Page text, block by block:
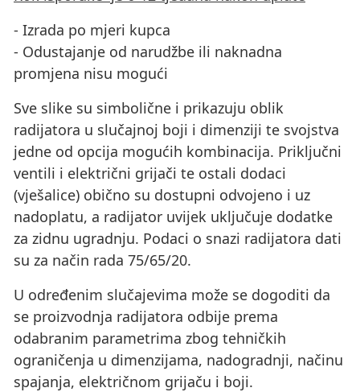
- Izrada po mjeri kupca
- Odustajanje od narudžbe ili naknadna
promjena nisu mogući
Sve slike su simbolične i prikazuju oblik
radijatora u slučajnoj boji i dimenziji te svojstva
jedne od opcija mogućih kombinacija. Priključni
ventili i električni grijači te ostali dodaci
(vješalice) obično su dostupni odvojeno i uz
nadoplatu, a radijator uvijek uključuje dodatke
za zidnu ugradnju. Podaci o snazi ​​radijatora dati
su za način rada 75/65/20.
U određenim slučajevima može se dogoditi da
se proizvodnja radijatora odbije prema
odabranim parametrima zbog tehničkih
ograničenja u dimenzijama, nadogradnji, načinu
spajanja, električnom grijaču i boji.